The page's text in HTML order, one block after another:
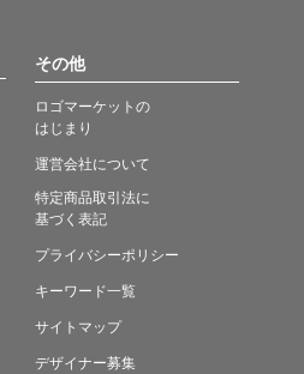
その他
ロゴマーケットの
はじまり
運営会社について
特定商品取引法に
基づく表記
プライバシーポリシー
キーワード一覧
サイトマップ
デザイナー募集